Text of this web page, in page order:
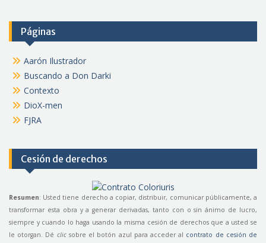
Páginas
Aarón Ilustrador
Buscando a Don Darki
Contexto
DioX-men
FJRA
Cesión de derechos
Resumen: Usted tiene derecho a copiar, distribuir, comunicar públicamente, a
transformar esta obra y a generar derivadas, tanto con o sin ánimo de lucro,
siempre y cuando lo haga usando la misma cesión de derechos que a usted se
le otorgan. Dé clicsobre el botón azul para acceder al contrato de cesión de